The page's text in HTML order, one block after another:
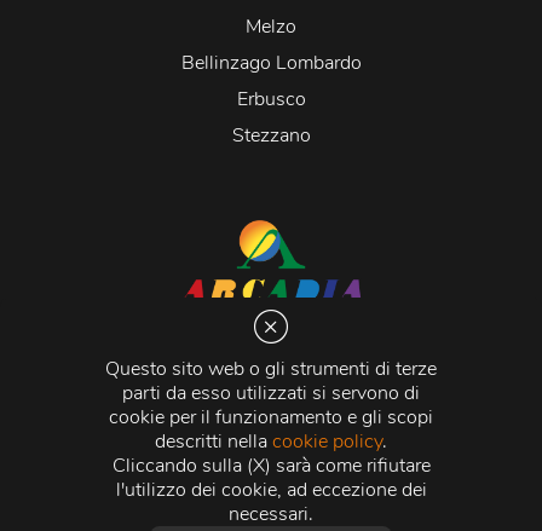
Questo sito web o gli strumenti di terze
parti da esso utilizzati si servono di
cookie per il funzionamento e gli scopi
descritti nellacookie policy.
Cliccando sulla (X) sarà come rifiutare
l'utilizzo dei cookie, ad eccezione dei
necessari.
Melzo
Bellinzago Lombardo
Erbusco
Stezzano
Via Martiri della Libertà 20066 Melzo (MI)
C.C.I.A.A. - R.E.A di Milano n. 1427910
Registro delle Imprese di Milano n. 338392 -
Fiscale e Partita Iva11015840157 | Capitale Sociale
500.000,00 i.v.
Credits:Crea Informatica S.r.l. 2026 © Tutti i diritti
riservati.